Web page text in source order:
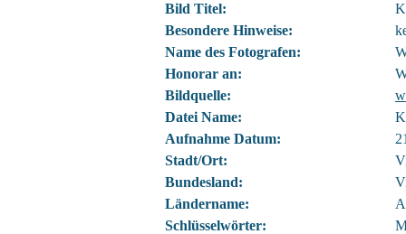
Bild Titel:
Besondere Hinweise:
Name des Fotografen:
Honorar an:
Bildquelle:
Datei Name:
Aufnahme Datum:
Stadt/Ort:
Bundesland:
Ländername:
Schlüsselwörter: